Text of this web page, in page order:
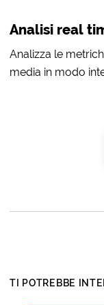
Analisi real
Analizza le
media in modo
TI POTREBBE